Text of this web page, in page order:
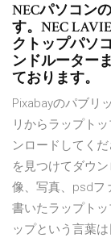
NECパソコン
す。NEC
クトップパソ
ンドルーター
ております。
Pixabayのパブリ
リからラップト
ンロードしてく
を見つけてダウ
像、写真、psdフ
書いたラップト
ップという言葉